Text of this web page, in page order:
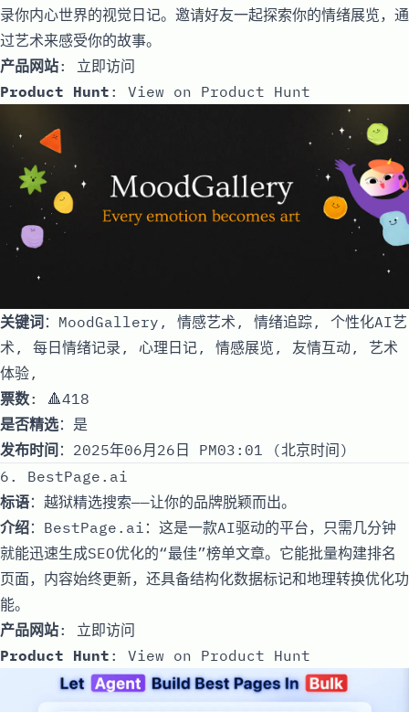
录你内心世界的视觉日记。邀请好友一起探索你的情绪展览，通
过艺术来感受你的故事。
产品网站: 立即访问
Product Hunt : View on Product Hunt
关键词：MoodGallery, 情感艺术, 情绪追踪, 个性化AI艺
术, 每日情绪记录, 心理日记, 情感展览, 友情互动, 艺术
体验,
票数: 🔺418
是否精选：是
发布时间 ：2025年06月26日 PM03:01 (北京时间)
6. BestPage.ai
标语：越狱精选搜索——让你的品牌脱颖而出。
介绍：BestPage.ai：这是一款AI驱动的平台，只需几分钟
就能迅速生成SEO优化的“最佳”榜单文章。它能批量构建排名
页面，内容始终更新，还具备结构化数据标记和地理转换优化功
能。
产品网站: 立即访问
Product Hunt : View on Product Hunt